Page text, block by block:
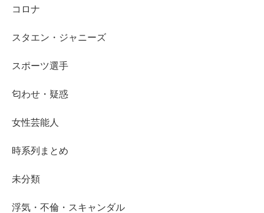
コロナ
スタエン・ジャニーズ
スポーツ選手
匂わせ・疑惑
女性芸能人
時系列まとめ
未分類
浮気・不倫・スキャンダル